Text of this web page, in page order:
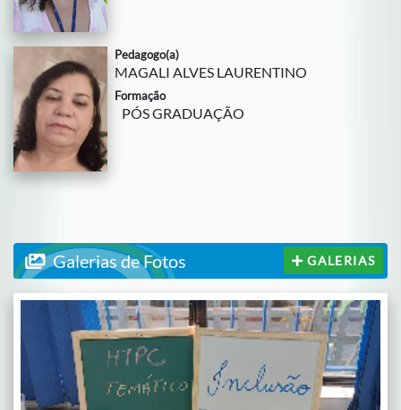
Pedagogo(a)
MAGALI ALVES LAURENTINO
Formação
PÓS GRADUAÇÃO
Galerias de Fotos GALERIAS